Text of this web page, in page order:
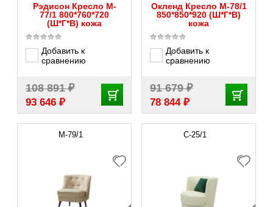
Рэдисон Кресло M-
77/1 800*760*720
(Ш*Г*В) кожа
Добавить к
сравнению
108 891₽
93 646 ₽
Окленд Кресло M-78/1
850*850*920 (Ш*Г*В)
кожа
Добавить к
сравнению
91 679₽
78 844 ₽
M-79/1 С-25/1